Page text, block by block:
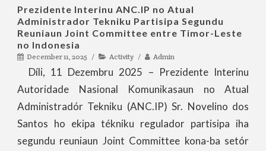
Prezidente Interinu ANC.IP no Atual
Administrador Tekniku Partisipa Segundu
Reuniaun Joint Committee entre Timor-Leste
no Indonesia
December 11, 2025 Activity Admin
Díli, 11 Dezembru 2025 – Prezidente Interinu
Autoridade Nasional Komunikasaun no Atual
Administradór Tekniku (ANC.IP) Sr. Novelino dos
Santos ho ekipa tékniku regulador partisipa iha
segundu reuniaun Joint Committee kona-ba setór